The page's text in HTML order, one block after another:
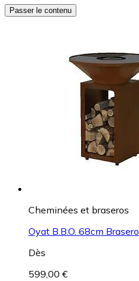
Passer le contenu
Cheminées et braseros
Oyat B.B.O. 68cm Brasero
Dès
599,00 €